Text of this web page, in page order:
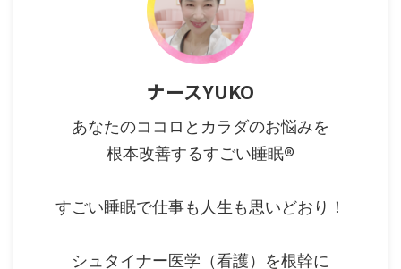
ナースYUKO
あなたのココロとカラダのお悩みを
根本改善するすごい睡眠®︎
すごい睡眠で仕事も人生も思いどおり！
シュタイナー医学（看護）を根幹に